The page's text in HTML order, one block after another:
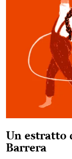
Un estratto
Barrera